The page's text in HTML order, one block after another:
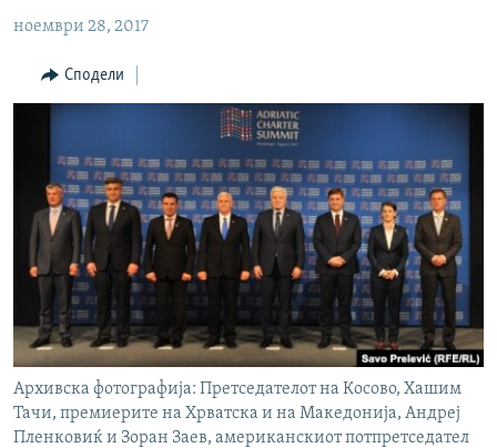
наПРИЈАВИ СЕ ЗА ЊУЗЛЕТЕР
ПОДКАСТ ЗОШТО?
РСЕ веб страници
ноември 28, 2017
Сподели
Архивска фотографија: Претседателот на Косово, Хашим
Тачи, премиерите на Хрватска и на Македонија, Андреј
Пленковиќ и Зоран Заев, американскиот потпретседател